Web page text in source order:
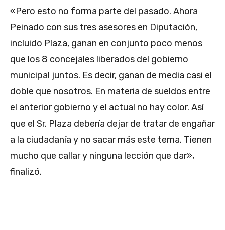
«Pero esto no forma parte del pasado. Ahora
Peinado con sus tres asesores en Diputación,
incluido Plaza, ganan en conjunto poco menos
que los 8 concejales liberados del gobierno
municipal juntos. Es decir, ganan de media casi el
doble que nosotros. En materia de sueldos entre
el anterior gobierno y el actual no hay color. Así
que el Sr. Plaza debería dejar de tratar de engañar
a la ciudadanía y no sacar más este tema. Tienen
mucho que callar y ninguna lección que dar»,
finalizó.